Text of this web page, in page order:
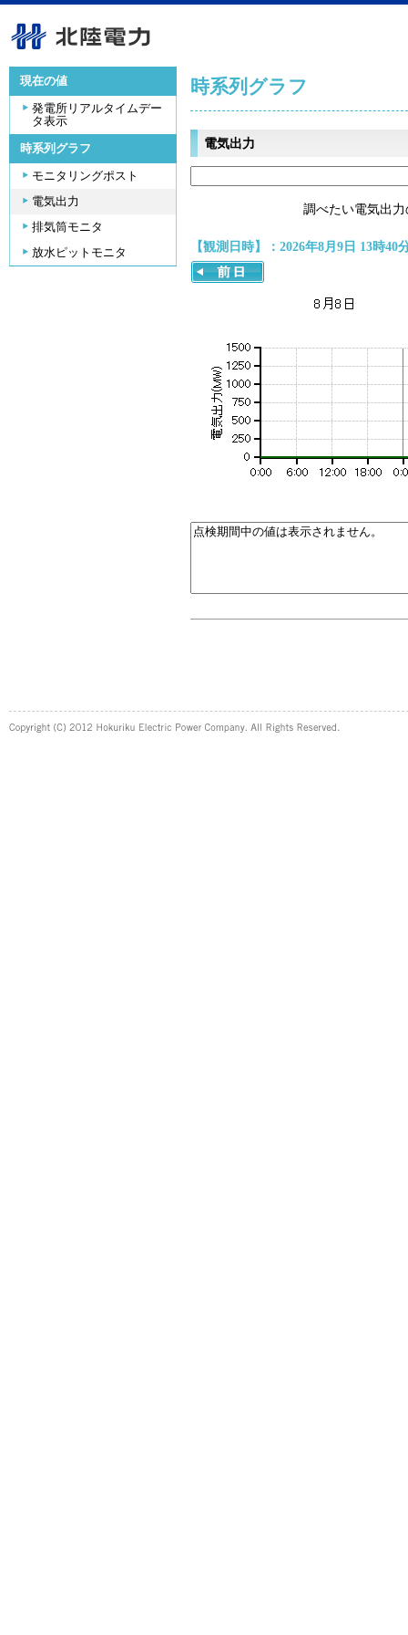
現在の値
発電所リアルタイムデー
タ表示
時系列グラフ
モニタリングポスト
電気出力
排気筒モニタ
放水ピットモニタ
時系列グラフ
電気出力
調べたい電気出
【観測日時】：2026年8月9日 13時40